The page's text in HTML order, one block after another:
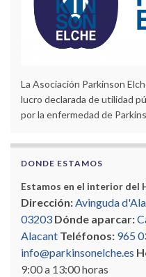
La Asociación Parkinson
lucro declarada de utilidad
por la enfermedad de
DONDE ESTAMOS
Estamos en el interior del
Dirección: Avinguda
03203 Dónde aparcar:
Alacant Teléfonos: 965
info@parkinsonelche.es
9:00 a 13:00 horas